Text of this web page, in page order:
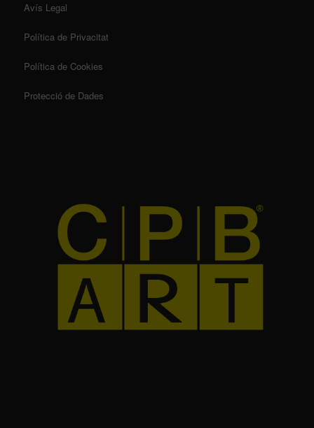
Avís Legal
Política de Privacitat
Política de Cookies
Protecció de Dades